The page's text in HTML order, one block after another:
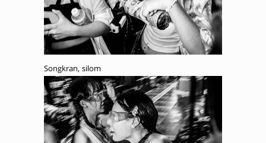
Songkran, silom